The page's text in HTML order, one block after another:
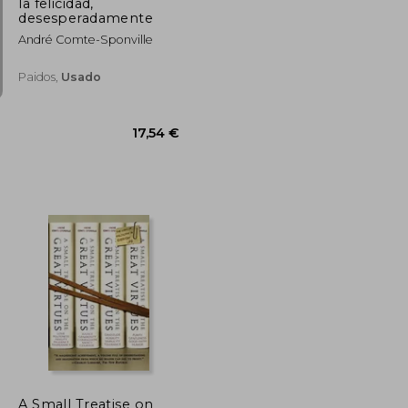
6,23 €
desesperadamente
André Comte-Sponville
Paidos, Usado
A Small Treatise on